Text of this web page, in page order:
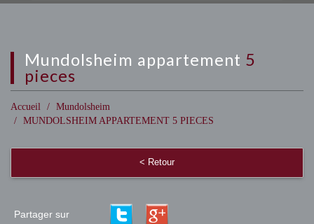
mundolsheim appartement 5
pieces
Accueil
Mundolsheim
MUNDOLSHEIM APPARTEMENT 5 PIECES
< Retour
Partager sur